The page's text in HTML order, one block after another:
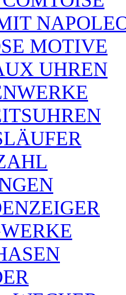
MOTIVE
UHREN